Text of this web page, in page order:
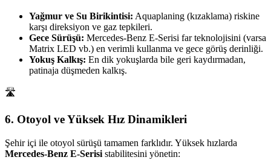
Yağmur ve Su Birikintisi: Aquaplaning (kızaklama) riskine
karşı direksiyon ve gaz tepkileri.
Gece Sürüşü: Mercedes-Benz E-Serisi far teknolojisini (varsa
Matrix LED vb.) en verimli kullanma ve gece görüş derinliği.
Yokuş Kalkış: En dik yokuşlarda bile geri kaydırmadan,
patinaja düşmeden kalkış.
🛣️
6. Otoyol ve Yüksek Hız Dinamikleri
Şehir içi ile otoyol sürüşü tamamen farklıdır. Yüksek hızlarda
Mercedes-Benz E-Serisi stabilitesini yönetin: